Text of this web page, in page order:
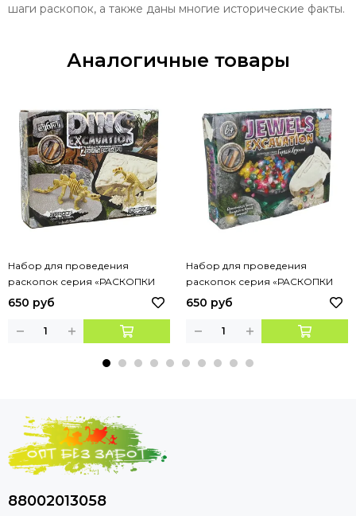
шаги раскопок, а также даны многие исторические факты.
Аналогичные товары
Набор для проведения
раскопок серия «РАСКОПКИ
ДИНОЗАВРОВ» динозаврики,
650 руб
Набор для проведения
раскопок серия «РАСКОПКИ
ЮВЕЛИРНЫХ ИЗДЕЛИЙ» камни,
650 руб
88002013058